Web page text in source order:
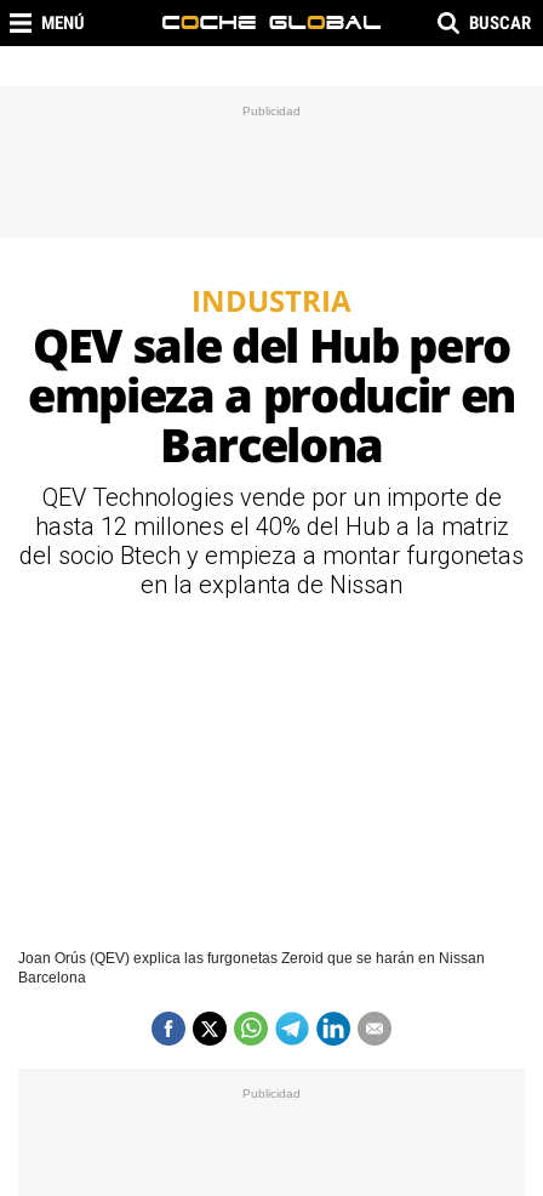
MENÚ BUSCAR
INDUSTRIA
QEV sale del Hub pero
empieza a producir en
Barcelona
QEV Technologies vende por un importe de
hasta 12 millones el 40% del Hub a la matriz
del socio Btech y empieza a montar furgonetas
en la explanta de Nissan
Joan Orús (QEV) explica las furgonetas Zeroid que se harán en Nissan
Barcelona